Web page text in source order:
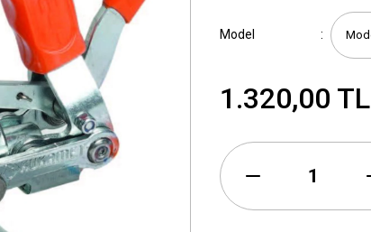
Model
1.320,00 TL